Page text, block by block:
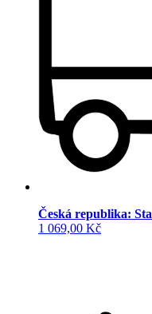
Česká republika:
1 069,00 Kč